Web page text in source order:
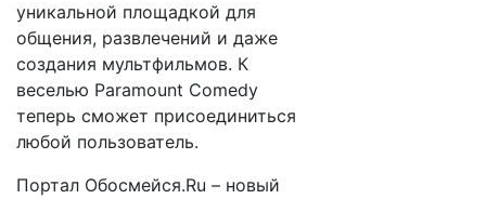
уникальной площадкой для
общения, развлечений и даже
создания мультфильмов. К
веселью Paramount Comedy
теперь сможет присоединиться
любой пользователь.
Портал Обосмейся.Ru – новый